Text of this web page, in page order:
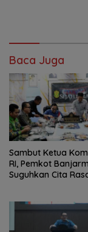
Baca Juga
Sambut Ketua
RI, Pemkot
Suguhkan Cita